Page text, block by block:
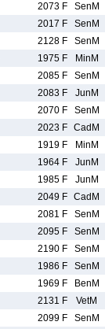
2073 F
SenM
2017 F
SenM
2128 F
SenM
1975 F
MinM
2085 F
SenM
2083 F
JunM
2070 F
SenM
2023 F CadM
1919 F
MinM
1964 F
JunM
1985 F
JunM
2049 F CadM
2081 F
SenM
2095 F
SenM
2190 F
SenM
1986 F
SenM
1969 F
BenM
2131 F
VetM
2099 F
SenM